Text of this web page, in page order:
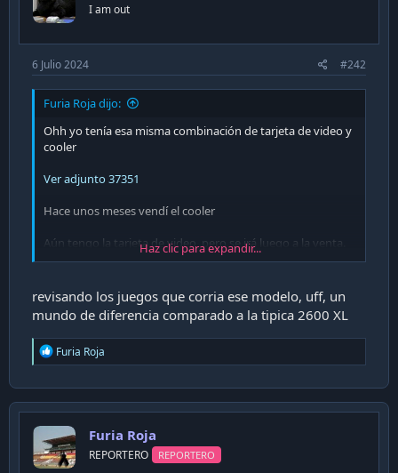
I am out
6 Julio 2024 #242
Furia Roja dijo:
Ohh yo tenía esa misma combinación de tarjeta de video y
cooler
Ver adjunto 37351
Hace unos meses vendí el cooler
Aún tengo la tarjeta de video, pero se irá luego a la venta.
Tuviste un Atari Falcon 030 OMG!!!
Donde lo compraste en esa época? yo tuve (y aún
mantengo mis Atari St, 520, 1040 y Mega St) pero ese no
pude conseguirlo nunca y ahora es inalcanzable
Haz clic para expandir...
revisando los juegos que corria ese modelo, uff, un
mundo de diferencia comparado a la tipica 2600 XL
R
e
c
t
o
n
s
Furia Roja
Furia Roja
REPORTERO REPORTERO